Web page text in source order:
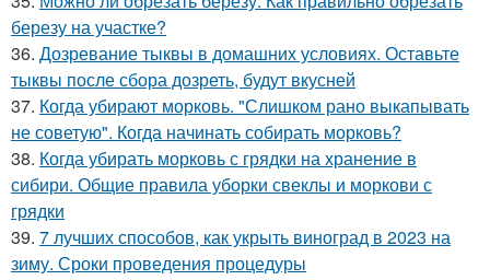
березу на участке?
36. Дозревание тыквы в домашних условиях. Оставьте
тыквы после сбора дозреть, будут вкусней
37. Когда убирают морковь. "Слишком рано выкапывать
не советую". Когда начинать собирать морковь?
38. Когда убирать морковь с грядки на хранение в
сибири. Общие правила уборки свеклы и моркови с
грядки
39. 7 лучших способов, как укрыть виноград в 2023 на
зиму. Сроки проведения процедуры